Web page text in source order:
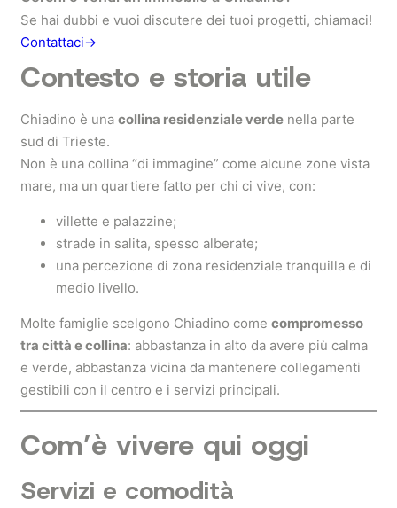
Se hai dubbi e vuoi discutere dei tuoi progetti, chiamaci!
Contattaci→
Contesto e storia utile
Chiadino è una collina residenziale verde nella parte
sud di Trieste.
Non è una collina “di immagine” come alcune zone vista
mare, ma un quartiere fatto per chi ci vive, con:
villette e palazzine;
strade in salita, spesso alberate;
una percezione di zona residenziale tranquilla e di
medio livello.
Molte famiglie scelgono Chiadino come compromesso
tra città e collina: abbastanza in alto da avere più calma
e verde, abbastanza vicina da mantenere collegamenti
gestibili con il centro e i servizi principali.
Com’è vivere qui oggi
Servizi e comodità